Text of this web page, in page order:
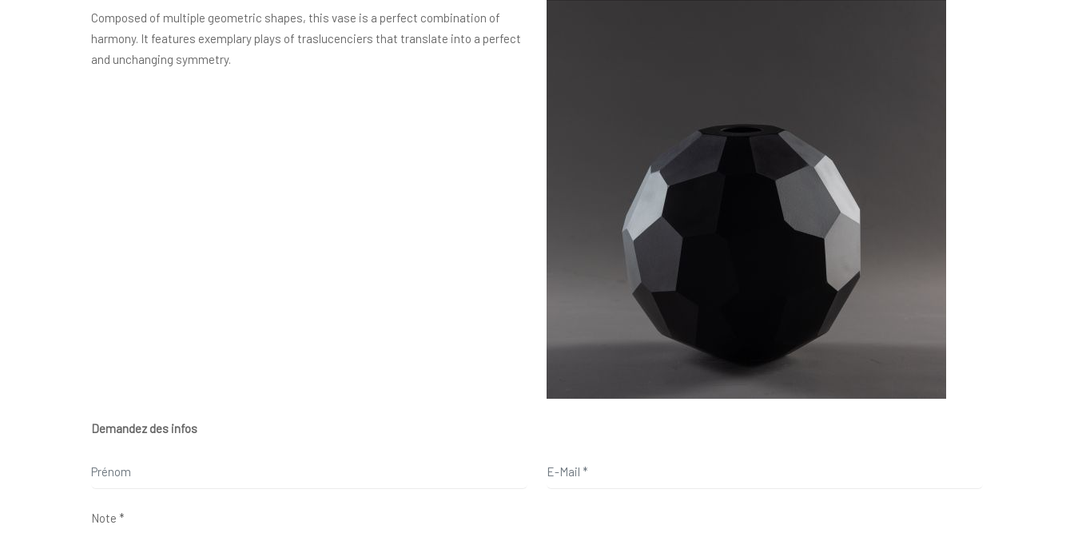
Composed of multiple geometric shapes, this vase is a perfect combination of
harmony. It features exemplary plays of traslucenciers that translate into a perfect
and unchanging symmetry.
Demandez des infos